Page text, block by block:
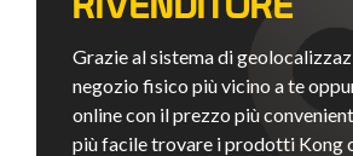
Grazie al sistema di
negozio fisico più vicino a te
online con il prezzo più
più facile trovare i prodotti Kong